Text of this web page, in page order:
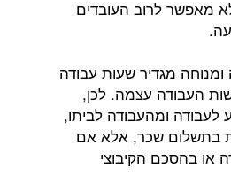
מאפשר לרוב העובדים
ומנוחה מגדיר שעות עבודה
העבודה עצמה. לכן,
ומהעבודה לביתו,
בתשלום שכר, אלא אם
או בהסכם הקיבוצי